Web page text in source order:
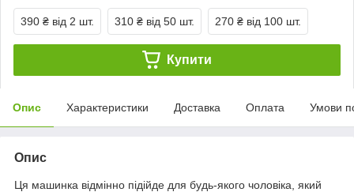
390 ₴ від 2 шт. 310 ₴ від 50 шт. 270 ₴ від 100 шт.
Купити
Опис Характеристики Доставка Оплата Умови
Опис
Ця машинка відмінно підійде для будь-якого чоловіка, який